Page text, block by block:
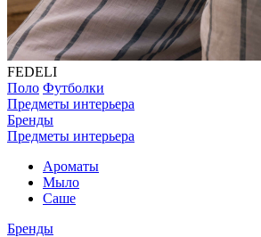
FEDELI
Поло Футболки
Предметы интерьера
Бренды
Предметы интерьера
Ароматы
Мыло
Саше
Бренды